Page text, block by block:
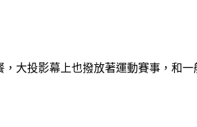
大投影幕上也撥放著運動賽事，和一